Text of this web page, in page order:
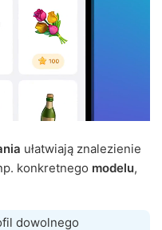
ułatwiają znalezienie
konkretnego modelu,
dowolnego